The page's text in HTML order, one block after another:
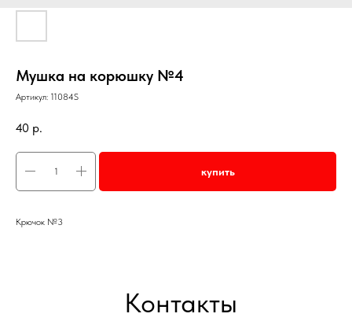
Мушка на корюшку №4
Артикул: 11084S
40 р.
купить
Крючок №3
Контакты